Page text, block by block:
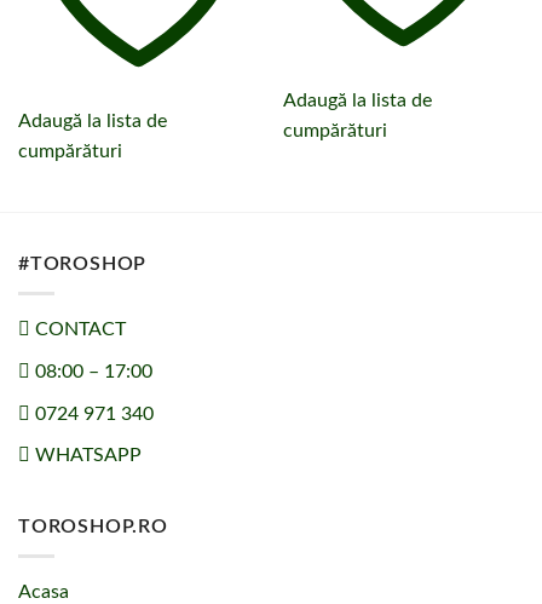
Adaugă la lista de
cumpărături
Adaugă la lista de
cumpărături
#TOROSHOP
CONTACT
08:00 – 17:00
0724 971 340
WHATSAPP
TOROSHOP.RO
Acasa